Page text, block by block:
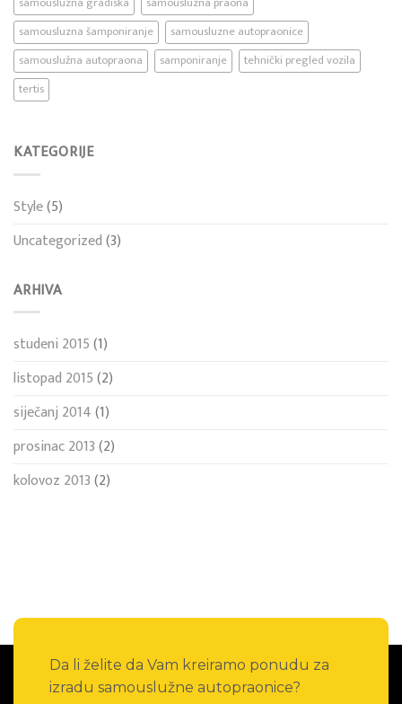
samousluzna šamponiranje
samousluzne autopraonice
samouslužna autopraona
samponiranje
tehnički pregled vozila
tertis
KATEGORIJE
Style(5)
Uncategorized(3)
ARHIVA
studeni 2015(1)
listopad 2015(2)
siječanj 2014(1)
prosinac 2013(2)
kolovoz 2013(2)
Da li želite da Vam kreiramo ponudu za
izradu samouslužne autopraonice?